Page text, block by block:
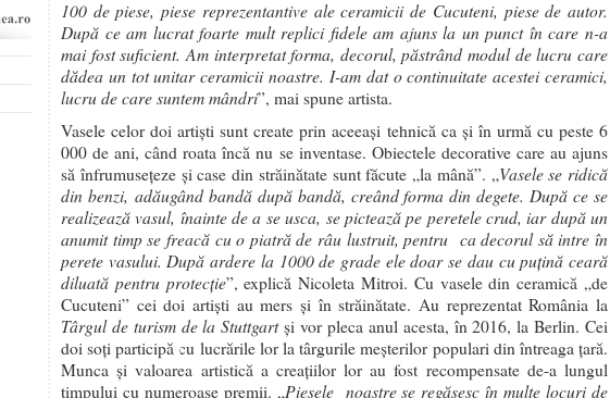
100 de piese, piese reprezentantive ale ceramicii de Cucuteni, piese de autor.
După ce am lucrat foarte mult replici fidele am ajuns la un punct în care n-a
mai fost suficient. Am interpretat forma, decorul, păstrând modul de lucru care
dădea un tot unitar ceramicii noastre. I-am dat o continuitate acestei ceramici,
lucru de care suntem mândri”, mai spune artista.
Vasele celor doi artişti sunt create prin aceeaşi tehnică ca şi în urmă cu peste 6
000 de ani, când roata încă nu se inventase. Obiectele decorative care au ajuns
să înfrumuseţeze şi case din străinătate sunt făcute „la mână”. „Vasele se ridică
din benzi, adăugând bandă după bandă, creând forma din degete. După ce se
realizează vasul, înainte de a se usca, se pictează pe peretele crud, iar după un
anumit timp se freacă cu o piatră de râu lustruit, pentru ca decorul să intre în
perete vasului. După ardere la 1000 de grade ele doar se dau cu puţină ceară
diluată pentru protecţie”, explică Nicoleta Mitroi. Cu vasele din ceramică „de
Cucuteni” cei doi artişti au mers şi în străinătate. Au reprezentat România la
Târgul de turism de la Stuttgartşi vor pleca anul acesta, în 2016, la Berlin. Cei
doi soţi participă cu lucrările lor la târgurile meşterilor populari din întreaga ţară.
Munca şi valoarea artistică a creaţiilor lor au fost recompensate de-a lungul
timpului cu numeroase premii. „Piesele noastre se regăsesc în multe locuri de